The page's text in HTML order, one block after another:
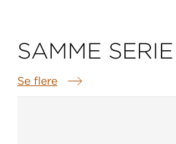
SAMME SERIE
Se flere
Samme serie